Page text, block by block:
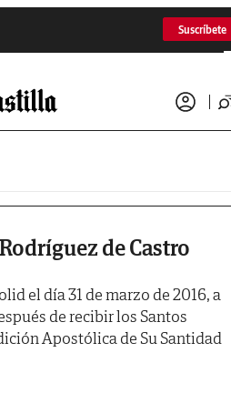
Suscríbete
de Castro
el día 31 de marzo de 2016, a
de recibir los Santos
Apostólica de Su Santidad